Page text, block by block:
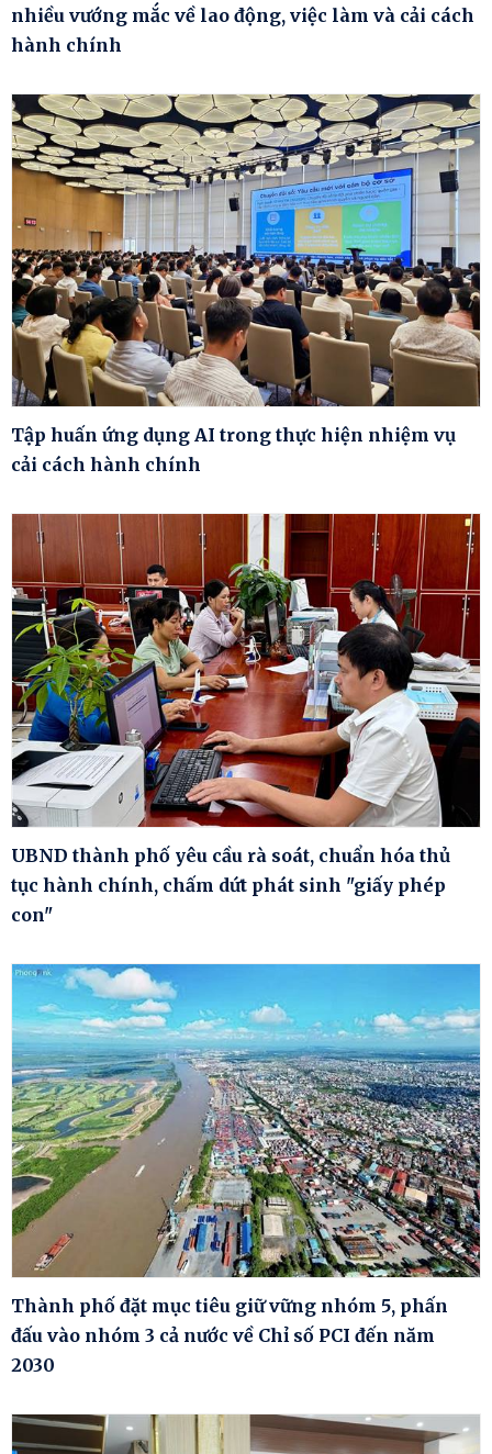
nhiều vướng mắc về lao động, việc làm và cải cách
hành chính
Tập huấn ứng dụng AI trong thực hiện nhiệm vụ
cải cách hành chính
UBND thành phố yêu cầu rà soát, chuẩn hóa thủ
tục hành chính, chấm dứt phát sinh "giấy phép
con"
Thành phố đặt mục tiêu giữ vững nhóm 5, phấn
đấu vào nhóm 3 cả nước về Chỉ số PCI đến năm
2030